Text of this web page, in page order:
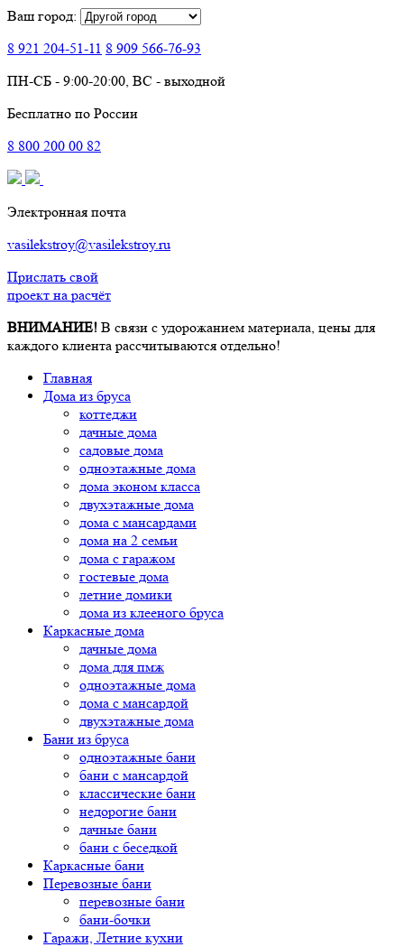
Ваш город:
8 921 204-51-11 8 909 566-76-93
ПН-СБ - 9:00-20:00, ВС - выходной
Бесплатно по России
8 800 200 00 82
Электронная почта
vasilekstroy@vasilekstroy.ru
Прислать свой
проект на расчёт
ВНИМАНИЕ! В связи с удорожанием материала, цены для
каждого клиента рассчитываются отдельно!
Главная
Дома из бруса
коттеджи
дачные дома
садовые дома
одноэтажные дома
дома эконом класса
двухэтажные дома
дома с мансардами
дома на 2 семьи
дома с гаражом
гостевые дома
летние домики
дома из клееного бруса
Каркасные дома
дачные дома
дома для пмж
одноэтажные дома
дома с мансардой
двухэтажные дома
Бани из бруса
одноэтажные бани
бани с мансардой
классические бани
недорогие бани
дачные бани
бани с беседкой
Каркасные бани
Перевозные бани
перевозные бани
бани-бочки
Гаражи, Летние кухни